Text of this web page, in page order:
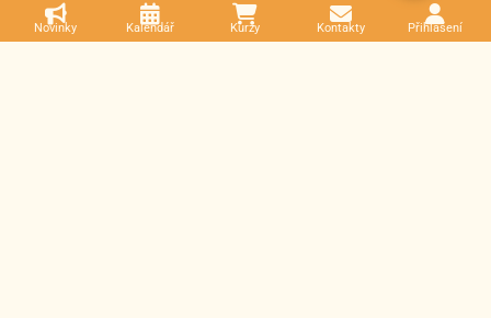
Novinky Kalendář Kurzy Kontakty Přihlášení